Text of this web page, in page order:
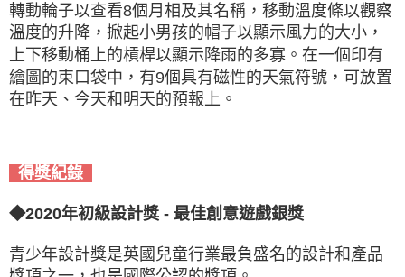
轉動輪子以查看8個月相及其名稱，移動溫度條以觀察
溫度的升降，掀起小男孩的帽子以顯示風力的大小，
上下移動桶上的槓桿以顯示降雨的多寡。在一個印有
繪圖的束口袋中，有9個具有磁性的天氣符號，可放置
在昨天、今天和明天的預報上。
得獎紀錄
◆2020年初級設計獎 - 最佳創意遊戲銀獎
青少年設計獎是英國兒童行業最負盛名的設計和產品